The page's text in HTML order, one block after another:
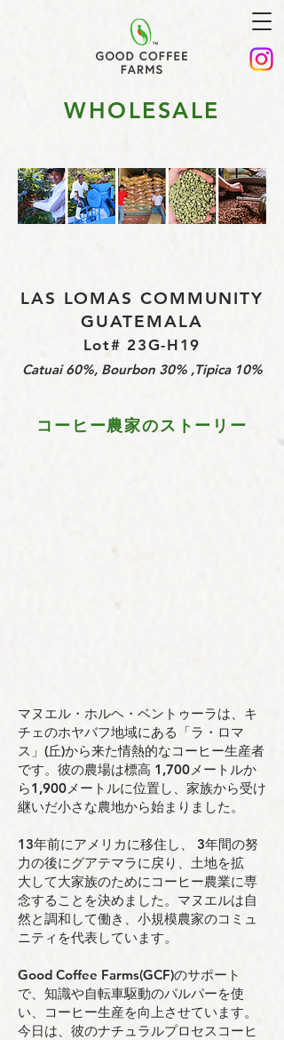
WHOLESALE
LAS LOMAS COMMUNITY
GUATEMALA
Lot# 23G-H19
Catuai 60%, Bourbon 30% ,Tipica 10%
コーヒー農家のストーリー
マヌエル・ホルヘ・ベントゥーラは、キ
チェのホヤバフ地域にある「ラ・ロマ
ス」(丘)から来た情熱的なコーヒー生産者
です。彼の農場は標高 1,700メートルか
ら1,900メートルに位置し、家族から受け
継いだ小さな農地から始まりました。
13年前にアメリカに移住し、 3年間の努
力の後にグアテマラに戻り、土地を拡
大して大家族のためにコーヒー農業に専
念することを決めました。マヌエルは自
然と調和して働き、小規模農家のコミュ
ニティを代表しています。
Good Coffee Farms(GCF)のサポート
で、知識や自転車駆動のパルパーを使
い、コーヒー生産を向上させています。
今日は、彼のナチュラルプロセスコーヒ